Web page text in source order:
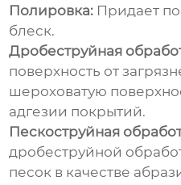
Полировка: Придает
блеск.
Дробеструйная
поверхность от
шероховатую
адгезии покрытий.
Пескоструйная
дробеструйной
песок в качестве